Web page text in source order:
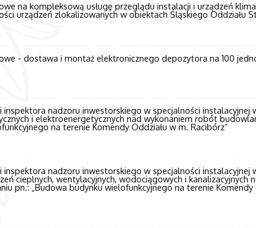
na kompleksową usługę przeglądu instalacji i urządzeń
urządzeń zlokalizowanych w obiektach Śląskiego Oddziału
- dostawa i montaż elektronicznego depozytora na 100
inspektora nadzoru inwestorskiego w specjalności instalacyjnej
i elektroenergetycznych nad wykonaniem robót
na terenie Komendy Oddziału w m. Racibórz”
inspektora nadzoru inwestorskiego w specjalności instalacyjnej
cieplnych, wentylacyjnych, wodociągowych i kanalizacyjnych
pn.: „Budowa budynku wielofunkcyjnego na terenie Komendy